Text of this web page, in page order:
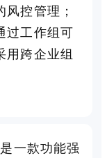
控管理；
过工作组可
用跨企业组
一款功能强